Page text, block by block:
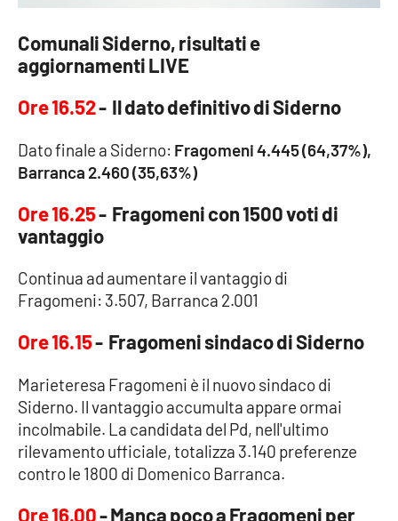
Comunali Siderno, risultati e
aggiornamenti LIVE
Ore 16.52- Il dato definitivo di Siderno
Dato finale a Siderno: Fragomeni 4.445 (64,37%),
Barranca 2.460 (35,63%)
Ore 16.25- Fragomeni con 1500 voti di
vantaggio
Continua ad aumentare il vantaggio di
Fragomeni: 3.507, Barranca 2.001
Ore 16.15- Fragomeni sindaco di Siderno
Marieteresa Fragomeni è il nuovo sindaco di
Siderno. Il vantaggio accumulta appare ormai
incolmabile. La candidata del Pd, nell'ultimo
rilevamento ufficiale, totalizza 3.140 preferenze
contro le 1800 di Domenico Barranca.
Ore 16.00- Manca poco a Fragomeni per